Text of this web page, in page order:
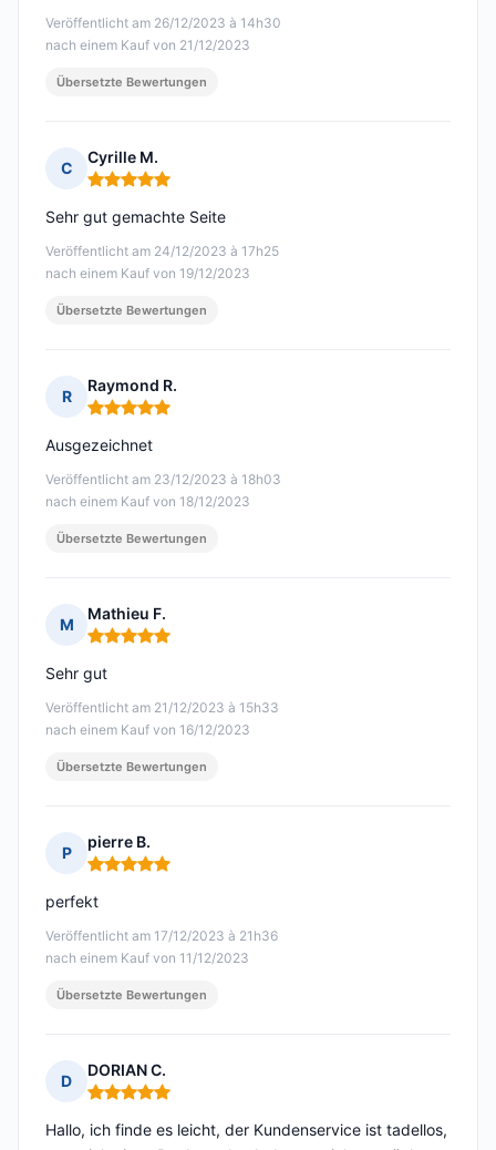
Veröffentlicht am 26/12/2023 à 14h30
nach einem Kauf von 21/12/2023
Übersetzte Bewertungen
C
Cyrille M.
Hinweis: 5 von 5
Veröffentlicht am 24/12/2023 à 17h25
nach einem Kauf von 19/12/2023
Sehr gut gemachte Seite
Übersetzte Bewertungen
R
Raymond R.
Hinweis: 5 von 5
Veröffentlicht am 23/12/2023 à 18h03
nach einem Kauf von 18/12/2023
Ausgezeichnet
Übersetzte Bewertungen
M
Mathieu F.
Hinweis: 5 von 5
Veröffentlicht am 21/12/2023 à 15h33
nach einem Kauf von 16/12/2023
Sehr gut
Übersetzte Bewertungen
P
pierre B.
Hinweis: 5 von 5
Veröffentlicht am 17/12/2023 à 21h36
nach einem Kauf von 11/12/2023
perfekt
Übersetzte Bewertungen
D
DORIAN C.
Hinweis: 5 von 5
Hallo, ich finde es leicht, der Kundenservice ist tadellos,